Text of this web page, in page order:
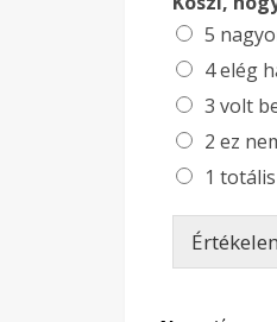
5
4 elég
3 volt
2 ez
1